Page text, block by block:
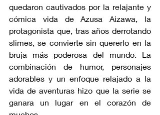
quedaron cautivados por la relajante y
cómica vida de Azusa Aizawa, la
protagonista que, tras años derrotando
slimes, se convierte sin quererlo en la
bruja más poderosa del mundo. La
combinación de humor, personajes
adorables y un enfoque relajado a la
vida de aventuras hizo que la serie se
ganara un lugar en el corazón de